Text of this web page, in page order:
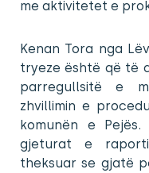
me aktivitetet e
Kenan Tora nga
tryeze është që të
parregullsitë e
zhvillimin e
komunën e
gjeturat e
theksuar se gjatë